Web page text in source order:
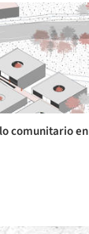
comunitario en